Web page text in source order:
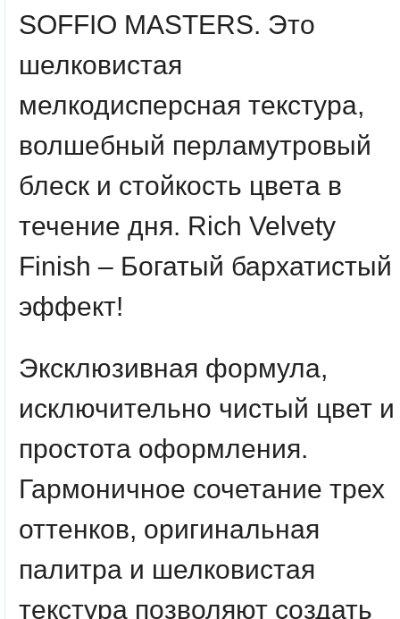
SOFFIO MASTERS. Это
шелковистая
мелкодисперсная текстура,
волшебный перламутровый
блеск и стойкость цвета в
течение дня. Rich Velvety
Finish – Богатый бархатистый
эффект!
Эксклюзивная формула,
исключительно чистый цвет и
простота оформления.
Гармоничное сочетание трех
оттенков, оригинальная
палитра и шелковистая
текстура позволяют создать